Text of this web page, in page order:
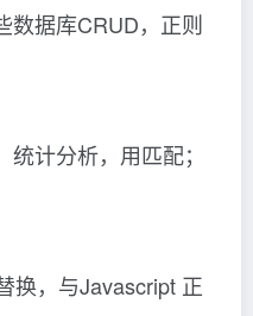
数据库CRUD，正则
计分析，用匹配；
换，与Javascript 正